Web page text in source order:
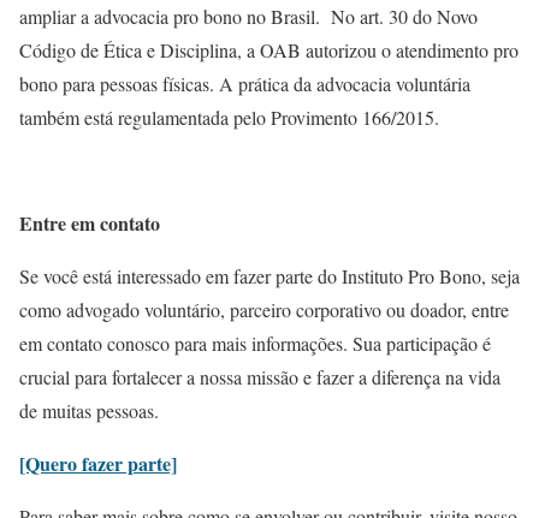
ampliar a advocacia pro bono no Brasil. No art. 30 do Novo
Código de Ética e Disciplina, a OAB autorizou o atendimento pro
bono para pessoas físicas. A prática da advocacia voluntária
também está regulamentada pelo Provimento 166/2015.
Entre em contato
Se você está interessado em fazer parte do Instituto Pro Bono, seja
como advogado voluntário, parceiro corporativo ou doador, entre
em contato conosco para mais informações. Sua participação é
crucial para fortalecer a nossa missão e fazer a diferença na vida
de muitas pessoas.
[Quero fazer parte]